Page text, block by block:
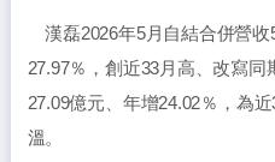
漢磊2026年5月自結合併營收
27.97％，創近33月高、改寫
27.09億元、年增24.02％，為
溫。